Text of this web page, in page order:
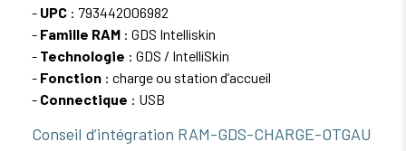
- UPC : 793442006982
- Famille RAM : GDS Intelliskin
- Technologie : GDS / IntelliSkin
- Fonction : charge ou station d’accueil
- Connectique : USB
Conseil d’intégration RAM-GDS-CHARGE-OTGAU